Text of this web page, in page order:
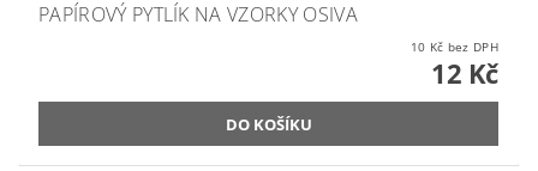
PAPÍROVÝ PYTLÍK NA VZORKY OSIVA
10 Kč bez DPH
12 Kč